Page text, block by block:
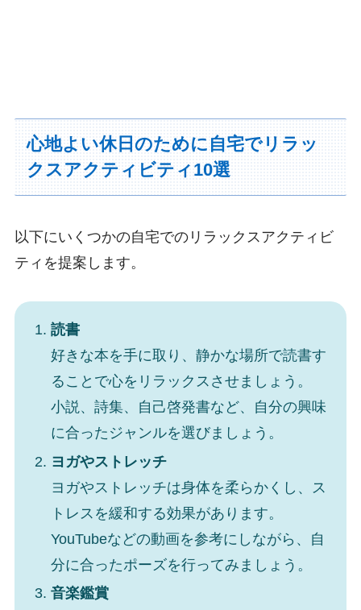
心地よい休日のために自宅でリラッ
クスアクティビティ10選
以下にいくつかの自宅でのリラックスアクティビ
ティを提案します。
読書
好きな本を手に取り、静かな場所で読書す
ることで心をリラックスさせましょう。
小説、詩集、自己啓発書など、自分の興味
に合ったジャンルを選びましょう。
ヨガやストレッチ
ヨガやストレッチは身体を柔らかくし、ス
トレスを緩和する効果があります。
YouTubeなどの動画を参考にしながら、自
分に合ったポーズを行ってみましょう。
音楽鑑賞